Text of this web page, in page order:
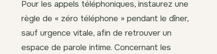
Pour les appels téléphoniques, instaurez une
règle de « zéro téléphone » pendant le dîner,
sauf urgence vitale, afin de retrouver un
espace de parole intime. Concernant les